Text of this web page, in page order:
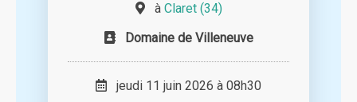
à Claret (34)
Domaine de Villeneuve
jeudi 11 juin 2026 à 08h30